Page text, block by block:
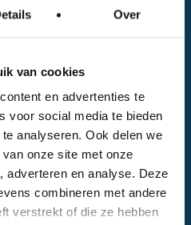
Over
van cookies
en advertenties te
voor social media te bieden
analyseren. Ook delen we
onze site met onze
adverteren en analyse. Deze
combineren met andere
verstrekt of die ze hebben